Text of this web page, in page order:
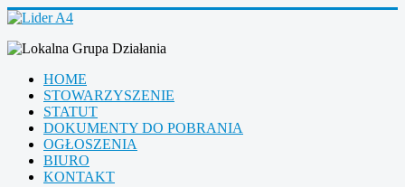
HOME
STOWARZYSZENIE
STATUT
DOKUMENTY DO POBRANIA
OGŁOSZENIA
BIURO
KONTAKT